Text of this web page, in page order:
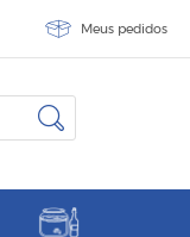
Meus pedidos